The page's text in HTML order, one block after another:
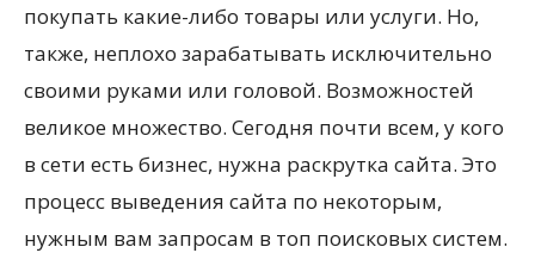
покупать какие-либо товары или услуги. Но,
также, неплохо зарабатывать исключительно
своими руками или головой. Возможностей
великое множество. Сегодня почти всем, у кого
в сети есть бизнес, нужна раскрутка сайта. Это
процесс выведения сайта по некоторым,
нужным вам запросам в топ поисковых систем.